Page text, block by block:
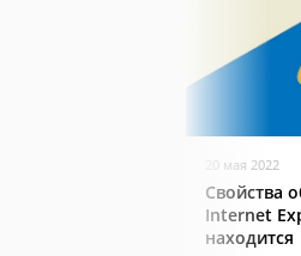
20 мая 2022
Свойства
Internet
находится